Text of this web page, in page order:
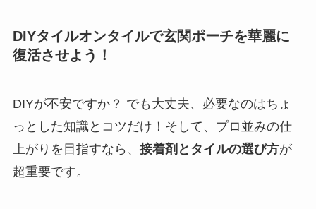
DIYタイルオンタイルで玄関ポーチを華麗に
復活させよう！
DIYが不安ですか？ でも大丈夫、必要なのはちょ
っとした知識とコツだけ！そして、プロ並みの仕
上がりを目指すなら、 接着剤とタイルの選び方が
超重要です。